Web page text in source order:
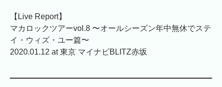
【Live Report】
マカロックツアーvol.8 〜オールシーズン年中無休でステ
イ・ウィズ・ユー篇〜
2020.01.12 at 東京 マイナビBLITZ赤坂